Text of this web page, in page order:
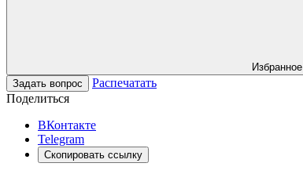
Избранное
Задать вопрос
Распечатать
Поделиться
ВКонтакте
Telegram
Скопировать ссылку